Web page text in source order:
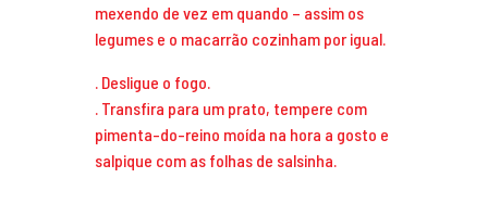
mexendo de vez em quando – assim os
legumes e o macarrão cozinham por igual.
. Desligue o fogo.
. Transfira para um prato, tempere com
pimenta-do-reino moída na hora a gosto e
salpique com as folhas de salsinha.